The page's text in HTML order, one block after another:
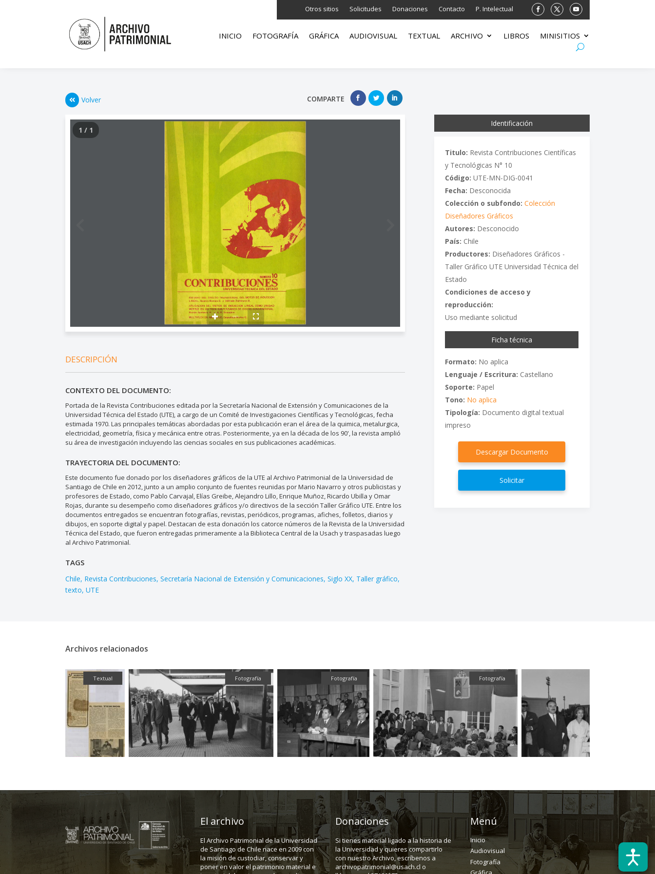
Otros sitios Solicitudes Donaciones Contacto P. Intelectual
INICIO FOTOGRAFÍA GRÁFICA AUDIOVISUAL TEXTUAL ARCHIVO LIBROS MINISITIOS
Volver COMPARTE
1 / 1
DESCRIPCIÓN
CONTEXTO DEL DOCUMENTO:
Portada de la Revista Contribuciones editada por la Secretaría Nacional de Extensión y Comunicaciones de la
Universidad Técnica del Estado (UTE), a cargo de un Comité de Investigaciones Científicas y Tecnológicas, fecha
estimada 1970. Las principales temáticas abordadas por esta publicación eran el área de la quimica, metalurgica,
electricidad, geometría, física y mecánica entre otras. Posteriormente, ya en la década de los 90', la revista amplió
su área de investigación incluyendo las ciencias sociales en sus publicaciones académicas.
TRAYECTORIA DEL DOCUMENTO:
Este documento fue donado por los diseñadores gráficos de la UTE al Archivo Patrimonial de la Universidad de
Santiago de Chile en 2012, junto a un amplio conjunto de fuentes reunidas por Mario Navarro y otros publicistas y
profesores de Estado, como Pablo Carvajal, Elías Greibe, Alejandro Lillo, Enrique Muñoz, Ricardo Ubilla y Omar
Rojas, durante su desempeño como diseñadores gráficos y/o directivos de la sección Taller Gráfico UTE. Entre los
documentos entregados se encuentran fotografías, revistas, periódicos, programas, afiches, folletos, diarios y
dibujos, en soporte digital y papel. Destacan de esta donación los catorce números de la Revista de la Universidad
Técnica del Estado, que fueron entregadas primeramente a la Biblioteca Central de la Usach y traspasadas luego
al Archivo Patrimonial.
TAGS
Chile Revista Contribuciones Secretaría Nacional de Extensión y Comunicaciones Siglo XX Taller gráfico
texto UTE
Identificación
Titulo: Revista Contribuciones Científicas
y Tecnológicas N° 10
Código: UTE-MN-DIG-0041
Fecha: Desconocida
Colección o subfondo: Colección
Diseñadores Gráficos
Autores: Desconocido
País: Chile
Productores: Diseñadores Gráficos -
Taller Gráfico UTE Universidad Técnica del
Estado
Condiciones de acceso y
reproducción:
Uso mediante solicitud
Ficha técnica
Formato: No aplica
Lenguaje / Escritura: Castellano
Soporte: Papel
Tono: No aplica
Tipología: Documento digital textual
impreso
Descargar Documento
Solicitar
Archivos relacionados
Textual Fotografía Fotografía Fotografía
El archivo
El Archivo Patrimonial de la Universidad
de Santiago de Chile nace en 2009 con
la misión de custodiar, conservar y
poner en valor el patrimonio material e
Donaciones
Si tienes material ligado a la historia de
la Universidad y quieres compartirlo
con nuestro Archivo, escríbenos a
archivopatrimonial@usach.cl o
Menú
Inicio
Audiovisual
Fotografía